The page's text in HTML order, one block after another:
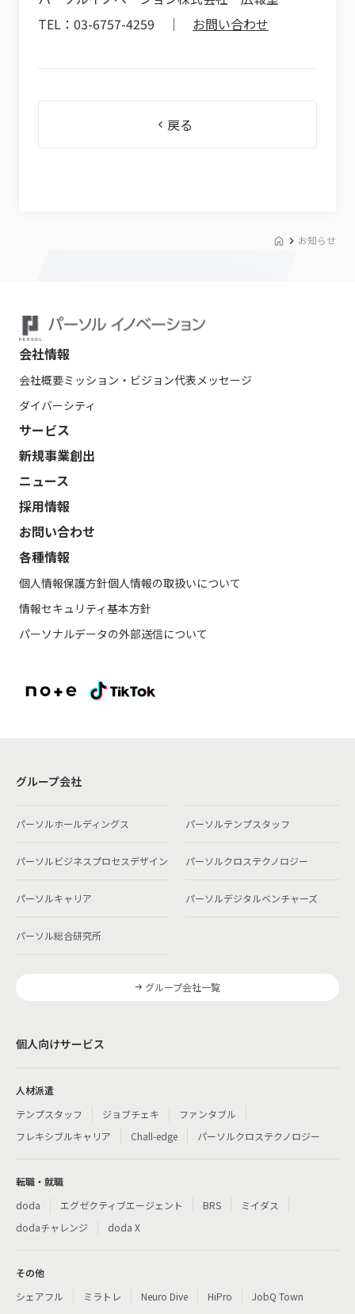
TEL：03-6757-4259 ｜ お問い合わせ
戻る
お知らせ
会社情報
会社概要ミッション・ビジョン代表メッセージ
ダイバーシティ
サービス
新規事業創出
ニュース
採用情報
お問い合わせ
各種情報
個人情報保護方針個人情報の取扱いについて
情報セキュリティ基本方針
パーソナルデータの外部送信について
グループ会社
パーソルホールディングス パーソルテンプスタッフ
パーソルビジネスプロセスデザイン パーソルクロステクノロジー
パーソルキャリア パーソルデジタルベンチャーズ
パーソル総合研究所
グループ会社一覧
個人向けサービス
人材派遣
テンプスタッフ
ジョブチェキ
ファンタブル
フレキシブルキャリア
Chall-edge パーソルクロステクノロジー
転職・就職
doda
エグゼクティブエージェント BRS
ミイダス
dodaチャレンジ
doda X
その他
シェアフル
ミラトレ Neuro Dive HiPro JobQ Town